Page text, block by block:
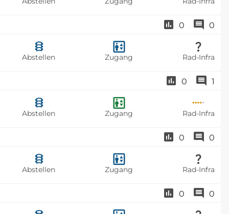
0 0
Abstellen
Zugang Rad-Infra
0 1
Abstellen
Zugang Rad-Infra
0 0
Abstellen
Zugang Rad-Infra
0 0